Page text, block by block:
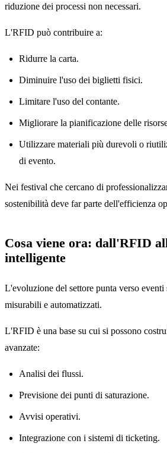
riduzione dei processi non necessari.
L'RFID può contribuire a:
Ridurre la carta.
Diminuire l'uso dei biglietti fisici.
Limitare l'uso del contante.
Migliorare la pianificazione delle
Utilizzare materiali più durevoli o
di evento.
Nei festival che cercano di
sostenibilità deve far parte dell'efficienza
Cosa viene ora: dall'RFID
intelligente
L'evoluzione del settore punta verso eventi
misurabili e automatizzati.
L'RFID è una base su cui si possono
avanzate:
Analisi dei flussi.
Previsione dei punti di saturazione.
Avvisi operativi.
Integrazione con i sistemi di ticketing.